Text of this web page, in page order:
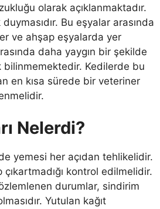
olarak açıklanmaktadır.
Bu eşyalar arasında
ve ahşap eşyalarda yer
daha yaygın bir şekilde
Kedilerde bu
en kısa sürede bir veteriner
Nelerdi?
yemesi her açıdan tehlikelidir.
çıkartmadığı kontrol edilmelidir.
durumlar, sindirim
Yutulan kağıt